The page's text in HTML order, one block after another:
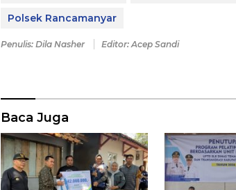
Polsek Rancamanyar
Penulis: Dila Nasher Editor: Acep Sandi
Baca Juga